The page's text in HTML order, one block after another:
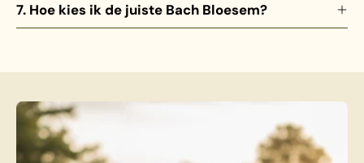
7. Hoe kies ik de juiste Bach Bloesem?